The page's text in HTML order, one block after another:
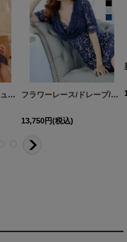
[5936YNdzwuFV-
[
キャミソール/ラメ/ビジュー/タイト/ストレッチ/谷間見せ/無地/ミディアムドレス/キャバドレス【XS-Lサイズ/4カラー】[OF03] 【YN】dzyFV フラワーレース/ドレープ/半袖/袖あり/タイト/膝丈/ワンピース/ミディアムドレス/キャバドレス【S-Mサイズ/1カラー】[HC02]
13,750円(税込)